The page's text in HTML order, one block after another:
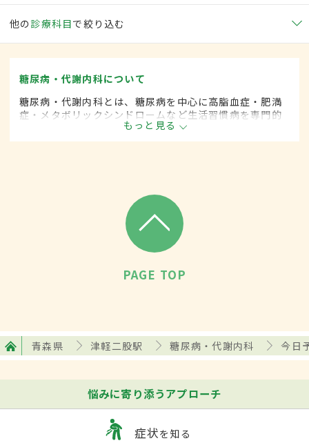
他の 診療科目で絞り込む
糖尿病・代謝内科について
糖尿病・代謝内科とは、糖尿病を中心に高脂血症・肥満
症・メタボリックシンドロームなど生活習慣病を専門的
に取り扱う内科の一領域です。平成20年4月の制度改正
前は、糖尿病科と呼ばれていました。
もっと見る
PAGE TOP
青森県 津軽二股駅 糖尿病・代謝内科 今日
悩みに寄り添うアプローチ
症状を知る